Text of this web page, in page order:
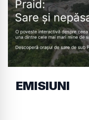
EMISIUNI